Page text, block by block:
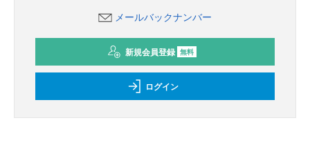
メールバックナンバー
新規会員登録 無料
ログイン